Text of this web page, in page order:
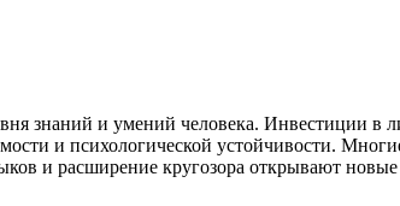
знаний и умений человека. Инвестиции
и психологической устойчивости.
и расширение кругозора открывают